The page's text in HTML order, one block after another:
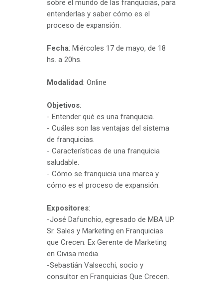
sobre el mundo de las franquicias, para
entenderlas y saber cómo es el
proceso de expansión.
Fecha: Miércoles 17 de mayo, de 18
hs. a 20hs.
Modalidad: Online
Objetivos:
- Entender qué es una franquicia.
- Cuáles son las ventajas del sistema
de franquicias.
- Características de una franquicia
saludable.
- Cómo se franquicia una marca y
cómo es el proceso de expansión.
Expositores:
-José Dafunchio, egresado de MBA UP.
Sr. Sales y Marketing en Franquicias
que Crecen. Ex Gerente de Marketing
en Civisa media.
-Sebastián Valsecchi, socio y
consultor en Franquicias Que Crecen.